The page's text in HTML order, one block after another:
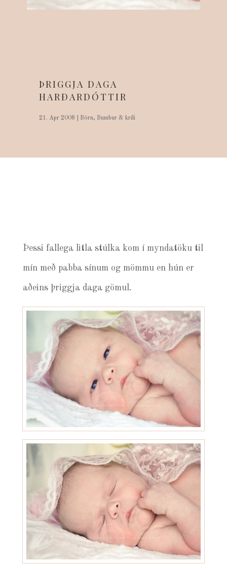
ÞRIGGJA DAGA
HARÐARDÓTTIR
21. Apr 2008 Börn, Bumbur & kríli
Þessi fallega litla stúlka kom í myndatöku til
mín með pabba sínum og mömmu en hún er
aðeins þriggja daga gömul.